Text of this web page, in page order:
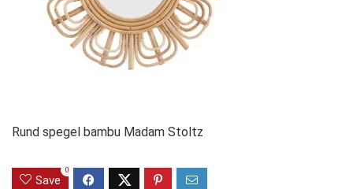
Rund spegel bambu Madam Stoltz
Save
0